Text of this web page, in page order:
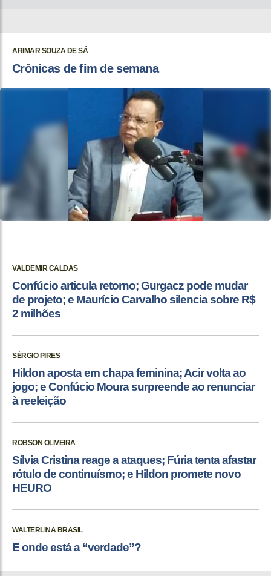
ARIMAR SOUZA DE SÁ
Crônicas de fim de semana
VALDEMIR CALDAS
Confúcio articula retorno; Gurgacz pode mudar
de projeto; e Maurício Carvalho silencia sobre R$
2 milhões
SÉRGIO PIRES
Hildon aposta em chapa feminina; Acir volta ao
jogo; e Confúcio Moura surpreende ao renunciar
à reeleição
ROBSON OLIVEIRA
Sílvia Cristina reage a ataques; Fúria tenta afastar
rótulo de continuísmo; e Hildon promete novo
HEURO
WALTERLINA BRASIL
E onde está a “verdade”?